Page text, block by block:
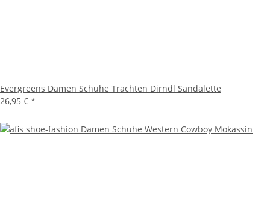
Evergreens Damen Schuhe Trachten Dirndl Sandalette
26,95 € *